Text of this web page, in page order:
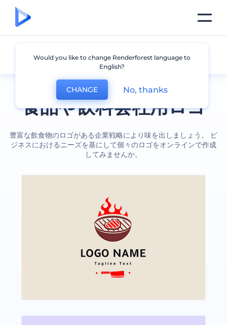
食品や飲料会社用ロゴ
豊富な飲食物のロゴがある企業戦略により味を出しましょう。 ビ
ジネスにおけるニーズを基にして個々のロゴをオンラインで作成
してみませんか。
飲食店
Would you like to change Renderforest language to
English?
CHANGE No, thanks